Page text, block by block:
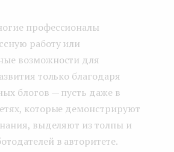
профессионалы
работу или
возможности для
только благодаря
блогов — пусть даже в
которые демонстрируют
выделяют из толпы и
в авторитете.